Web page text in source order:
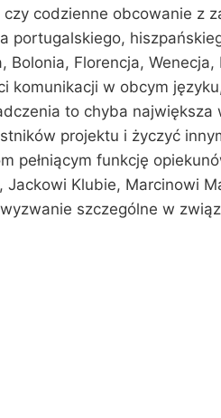
codzienne obcowanie z
Florencja,
komunikacji w obcym
to chyba
projektu i życzyć
pełniącym funkcję
Klubie, Marcinowi
szczególne w